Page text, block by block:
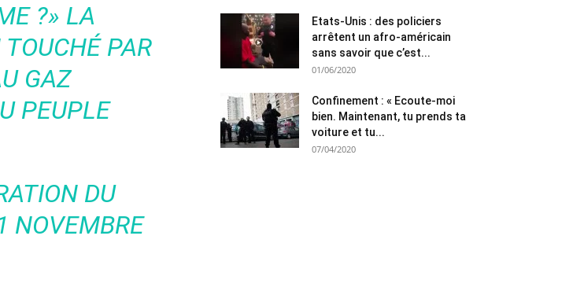
?» LA
PAR
GAZ
PEUPLE
DU
NOVEMBRE
Etats-Unis : des policiers
arrêtent un afro-américain
sans savoir que c’est...
01/06/2020
Confinement : « Ecoute-moi
bien. Maintenant, tu prends ta
voiture et tu...
07/04/2020